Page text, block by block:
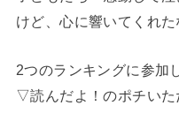
けど、心に響いてくれた
2つのランキングに参加
▽読んだよ！のポチいた